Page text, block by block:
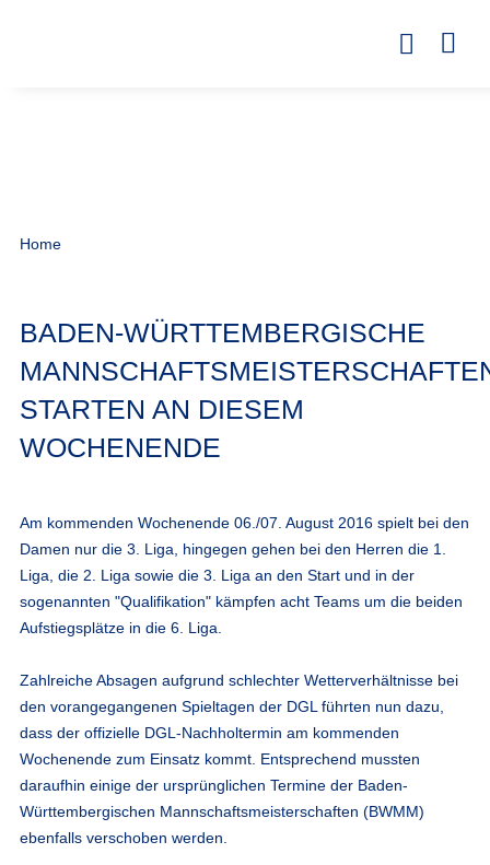
Home
BADEN-WÜRTTEMBERGISCHE
STARTEN AN DIESEM
WOCHENENDE
Am kommenden Wochenende 06./07. August 2016 spielt bei den
Damen nur die 3. Liga, hingegen gehen bei den Herren die 1.
Liga, die 2. Liga sowie die 3. Liga an den Start und in der
sogenannten "Qualifikation" kämpfen acht Teams um die beiden
Aufstiegsplätze in die 6. Liga.
Zahlreiche Absagen aufgrund schlechter Wetterverhältnisse bei
den vorangegangenen Spieltagen der DGL führten nun dazu,
dass der offizielle DGL-Nachholtermin am kommenden
Wochenende zum Einsatz kommt. Entsprechend mussten
daraufhin einige der ursprünglichen Termine der Baden-
Württembergischen Mannschaftsmeisterschaften (BWMM)
ebenfalls verschoben werden.